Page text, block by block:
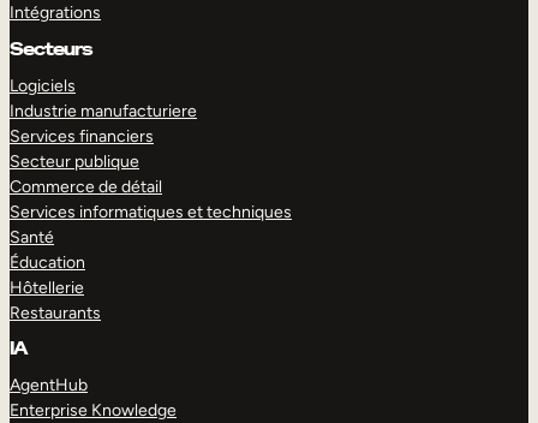
Intégrations
Secteurs
Logiciels
Industrie manufacturiere
Services financiers
Secteur publique
Commerce de détail
Services informatiques et techniques
Santé
Éducation
Hôtellerie
Restaurants
IA
AgentHub
Enterprise Knowledge